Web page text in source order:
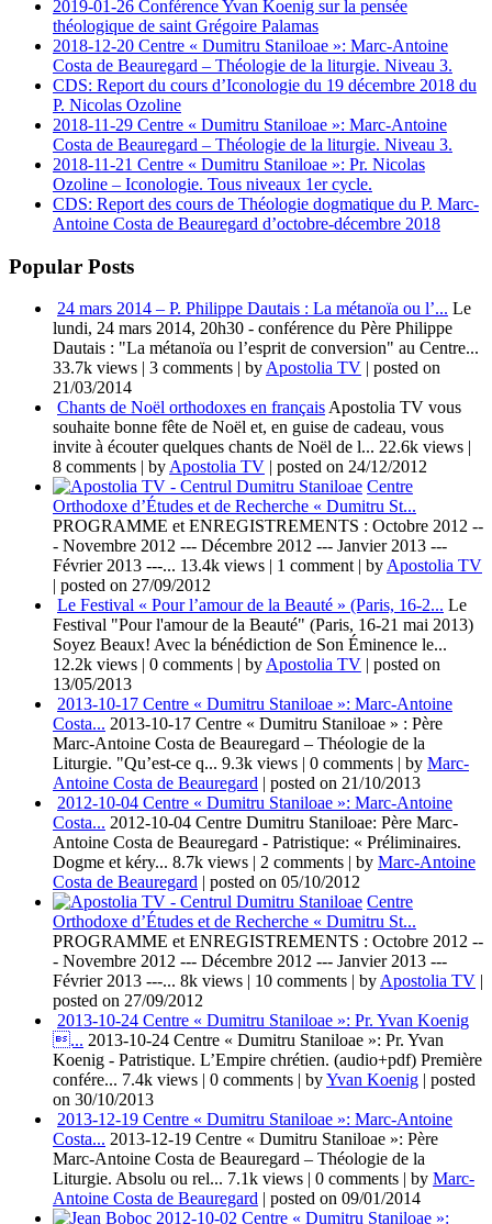
2019-01-26 Conférence Yvan Koenig sur la pensée
théologique de saint Grégoire Palamas
2018-12-20 Centre « Dumitru Staniloae »: Marc-Antoine
Costa de Beauregard – Théologie de la liturgie. Niveau 3.
CDS: Report du cours d’Iconologie du 19 décembre 2018 du
P. Nicolas Ozoline
2018-11-29 Centre « Dumitru Staniloae »: Marc-Antoine
Costa de Beauregard – Théologie de la liturgie. Niveau 3.
2018-11-21 Centre « Dumitru Staniloae »: Pr. Nicolas
Ozoline – Iconologie. Tous niveaux 1er cycle.
CDS: Report des cours de Théologie dogmatique du P. Marc-
Antoine Costa de Beauregard d’octobre-décembre 2018
Popular Posts
24 mars 2014 – P. Philippe Dautais : La métanoïa ou l’... Le
lundi, 24 mars 2014, 20h30 - conférence du Père Philippe
Dautais : "La métanoïa ou l’esprit de conversion" au Centre...
33.7k views | 3 comments | by Apostolia TV | posted on
21/03/2014
Chants de Noël orthodoxes en français Apostolia TV vous
souhaite bonne fête de Noël et, en guise de cadeau, vous
invite à écouter quelques chants de Noël de l... 22.6k views |
8 comments | by Apostolia TV | posted on 24/12/2012
Centre
Orthodoxe d’Études et de Recherche « Dumitru St...
PROGRAMME et ENREGISTREMENTS : Octobre 2012 --
- Novembre 2012 --- Décembre 2012 --- Janvier 2013 ---
Février 2013 ---... 13.4k views | 1 comment | by Apostolia TV
| posted on 27/09/2012
Le Festival « Pour l’amour de la Beauté » (Paris, 16-2... Le
Festival "Pour l'amour de la Beauté" (Paris, 16-21 mai 2013)
Soyez Beaux! Avec la bénédiction de Son Éminence le...
12.2k views | 0 comments | by Apostolia TV | posted on
13/05/2013
2013-10-17 Centre « Dumitru Staniloae »: Marc-Antoine
Costa... 2013-10-17 Centre « Dumitru Staniloae » : Père
Marc-Antoine Costa de Beauregard – Théologie de la
Liturgie. "Qu’est-ce q... 9.3k views | 0 comments | by Marc-
Antoine Costa de Beauregard | posted on 21/10/2013
2012-10-04 Centre « Dumitru Staniloae »: Marc-Antoine
Costa... 2012-10-04 Centre Dumitru Staniloae: Père Marc-
Antoine Costa de Beauregard - Patristique: « Préliminaires.
Dogme et kéry... 8.7k views | 2 comments | by Marc-Antoine
Costa de Beauregard | posted on 05/10/2012
Centre
Orthodoxe d’Études et de Recherche « Dumitru St...
PROGRAMME et ENREGISTREMENTS : Octobre 2012 --
- Novembre 2012 --- Décembre 2012 --- Janvier 2013 ---
Février 2013 ---... 8k views | 10 comments | by Apostolia TV |
posted on 27/09/2012
2013-10-24 Centre « Dumitru Staniloae »: Pr. Yvan Koenig
... 2013-10-24 Centre « Dumitru Staniloae »: Pr. Yvan
Koenig - Patristique. L’Empire chrétien. (audio+pdf) Première
confére... 7.4k views | 0 comments | byYvan Koenig | posted
on 30/10/2013
2013-12-19 Centre « Dumitru Staniloae »: Marc-Antoine
Costa... 2013-12-19 Centre « Dumitru Staniloae »: Père
Marc-Antoine Costa de Beauregard – Théologie de la
Liturgie. Absolu ou rel... 7.1k views | 0 comments | by Marc-
Antoine Costa de Beauregard | posted on 09/01/2014
2012-10-02 Centre « Dumitru Staniloae »: